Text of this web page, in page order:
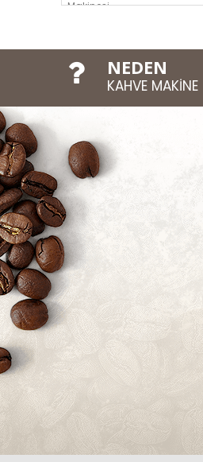
Makinesi...
NEDEN
KAHVE MAKİNE